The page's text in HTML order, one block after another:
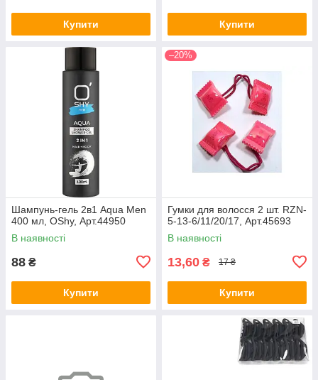
Купити Купити
Шампунь-гель 2в1 Aqua Men
400 мл, OShy, Арт.44950
В наявності
88 ₴
Купити
–20%
Гумки для волосся 2 шт. RZN-
5-13-6/11/20/17, Арт.45693
В наявності
13,60 ₴ 17 ₴
Купити